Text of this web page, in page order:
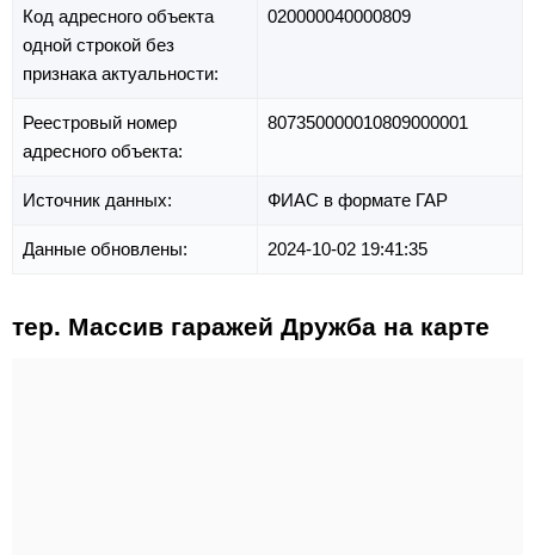
Код адресного объекта
одной строкой без
признака актуальности:
020000040000809
Реестровый номер
адресного объекта:
807350000010809000001
Источник данных: ФИАС в формате ГАР
Данные обновлены: 2024-10-02 19:41:35
тер. Массив гаражей Дружба на карте